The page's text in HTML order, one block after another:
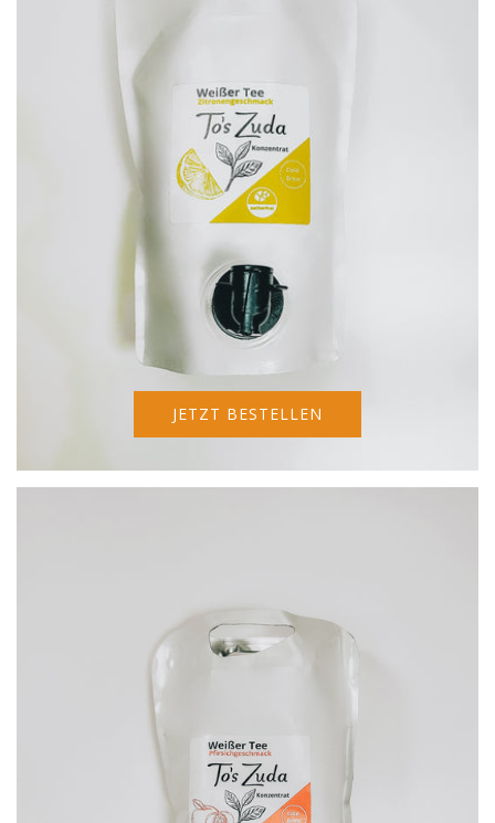
JETZT BESTELLEN